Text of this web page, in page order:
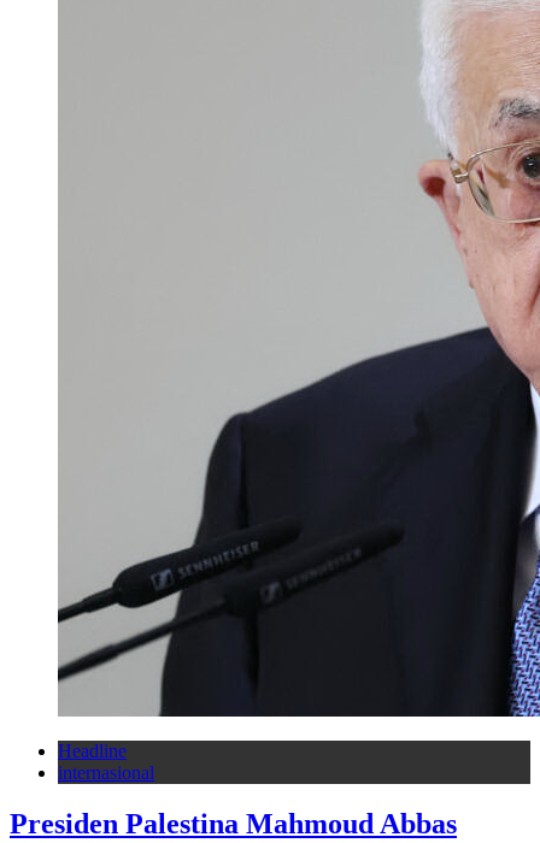
Headline
internasional
Presiden Palestina Mahmoud Abbas